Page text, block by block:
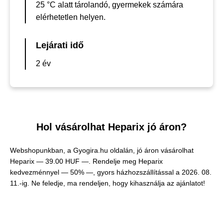
25 °C alatt tárolandó, gyermekek számára
elérhetetlen helyen.
Lejárati idő
2 év
Hol vásárolhat Heparix jó áron?
Webshopunkban, a Gyogira.hu oldalán, jó áron vásárolhat
Heparix — 39.00 HUF — . Rendelje meg Heparix
kedvezménnyel — 50% —, gyors házhozszállítással a 2026. 08.
11.-ig. Ne feledje, ma rendeljen, hogy kihasználja az ajánlatot!